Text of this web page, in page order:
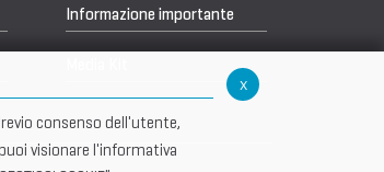
Informazione importante
x
consenso dell'utente,
visionare l'informativa